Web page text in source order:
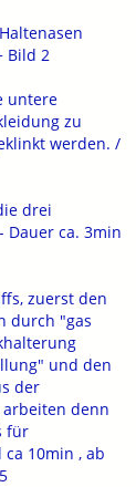
Bild 2
untere
zu
werden. /
drei
Dauer ca. 3min
zuerst den
durch "gas
und den
der
denn
für
10min , ab